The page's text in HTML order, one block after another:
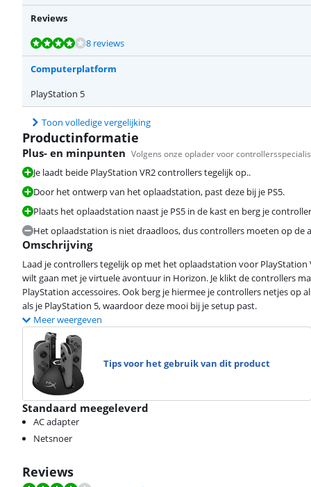
Reviews
Beoordeling is 8,1 van de 10, gebaseerd op 8 reviews.
8 reviews
Beoordeling is 8,7 van de 10, gebaseerd op 25 reviews.
Beoordeling is 9,3 van de 10, gebaseerd op 90 reviews.
Computerplatform
PlayStation 5
Toon volledige vergelijking
Productinformatie
Plus- en minpunten Volgens onze oplader voor
Je laadt beide PlayStation VR2 controllers tegelijk op..
Door het ontwerp van het oplaadstation, past deze bij je PS5.
Plaats het oplaadstation naast je PS5 in de kast en berg je
Het oplaadstation is niet draadloos, dus controllers moeten op de
Omschrijving
Laad je controllers tegelijk op met het oplaadstation voor
wilt gaan met je virtuele avontuur in Horizon. Je klikt de controllers
PlayStation accessoires. Ook berg je hiermee je controllers netjes
als je PlayStation 5, waardoor deze mooi bij je setup past.
Meer weergeven
Tips voor het gebruik van dit product
Standaard meegeleverd
AC adapter
Netsnoer
Reviews